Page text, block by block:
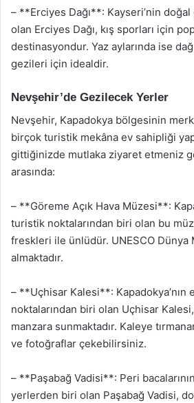
– **Erciyes Dağı**: Kayseri’nin
olan Erciyes Dağı, kış sporları için
destinasyondur. Yaz aylarında ise
gezileri için idealdir.
Nevşehir’de Gezilecek Yerler
Nevşehir, Kapadokya bölgesinin
birçok turistik mekâna ev sahipliği
gittiğinizde mutlaka ziyaret etmeniz
arasında:
– **Göreme Açık Hava Müzesi**:
turistik noktalarından biri olan bu
freskleri ile ünlüdür. UNESCO Dünya
almaktadır.
– **Uçhisar Kalesi**: Kapadokya’nın
noktalarından biri olan Uçhisar
manzara sunmaktadır. Kaleye
ve fotoğraflar çekebilirsiniz.
– **Paşabağ Vadisi**: Peri
yerlerden biri olan Paşabağ Vadisi,